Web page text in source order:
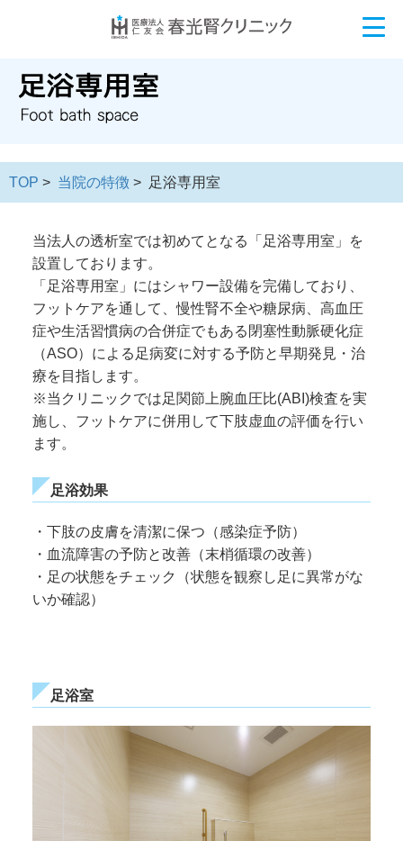
TOP > 当院の特徴 > 足浴専用室
当法人の透析室では初めてとなる「足浴専用室」を
設置しております。
「足浴専用室」にはシャワー設備を完備しており、
フットケアを通して、慢性腎不全や糖尿病、高血圧
症や生活習慣病の合併症でもある閉塞性動脈硬化症
（ASO）による足病変に対する予防と早期発見・治
療を目指します。
※当クリニックでは足関節上腕血圧比(ABI)検査を実
施し、フットケアに併用して下肢虚血の評価を行い
ます。
足浴効果
・下肢の皮膚を清潔に保つ（感染症予防）
・血流障害の予防と改善（末梢循環の改善）
・足の状態をチェック（状態を観察し足に異常がな
いか確認）
足浴室